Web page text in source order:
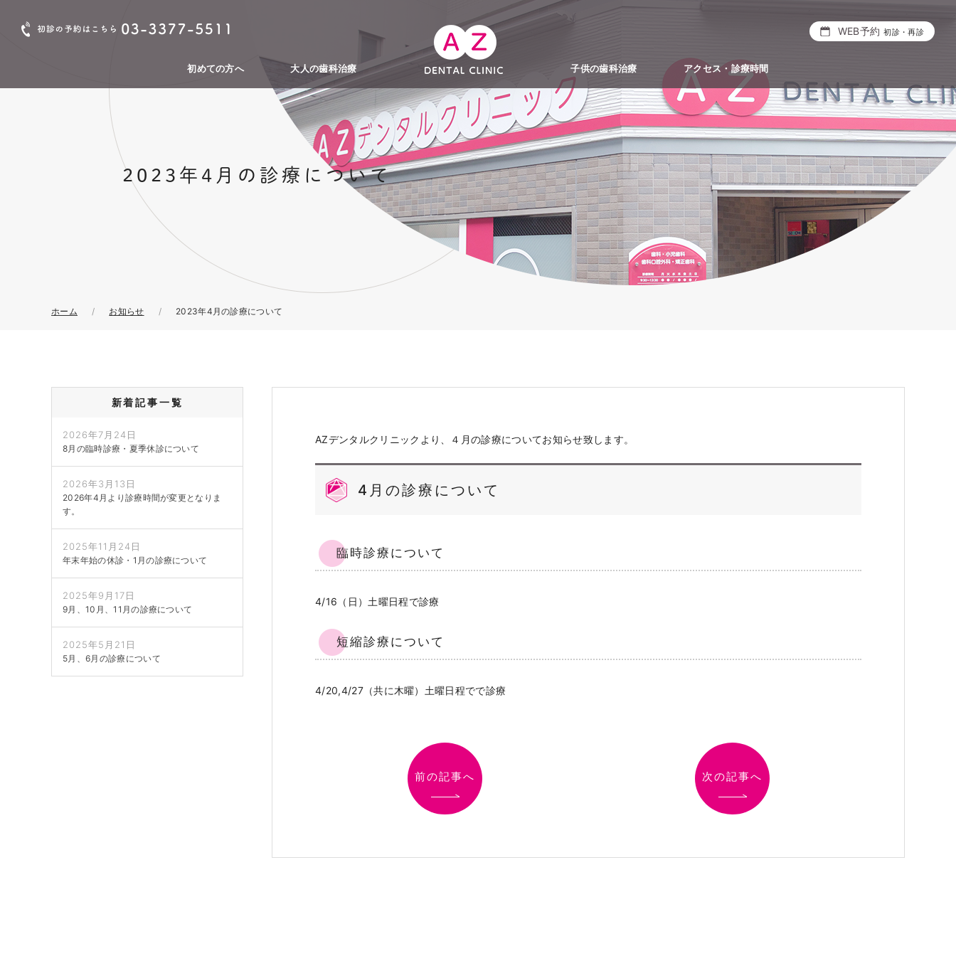
WEB予約 初診・再診
初めての方へ 大人の歯科治療
虫歯治療
根管治療
歯周病の治療
口腔外科（親知らずの抜
歯）
審美歯科治療
ホワイトニング
クリアコレクト（マウス
ピース矯正）
インプラント
入れ歯
予防・クリーニング
渋谷区成人歯科健康診査
渋谷区妊婦歯科健診
子供の歯科治療
子供（幼児）の歯医者に
行くタイミング
小児歯科（予防歯科・虫
歯治療）
子供の矯正歯科
子供の悪い歯並びについ
て
子供の叢生と反対咬合を
矯正治療で改善したケー
ス
小児矯正無料相談
渋谷区幼児の無料フッ化
物塗布
アクセス・診療時間
2023年4月の診療について
ホーム お知らせ 2023年4月の診療について
新着記事一覧
2026年7月24日
8月の臨時診療・夏季休診について
2026年3月13日
2026年4月より診療時間が変更となりま
す。
2025年11月24日
年末年始の休診・1月の診療について
2025年9月17日
9月、10月、11月の診療について
2025年5月21日
5月、6月の診療について
AZデンタルクリニックより、４月の診療についてお知らせ致します。
4月の診療について
臨時診療について
4/16（日）土曜日程で診療
短縮診療について
4/20,4/27（共に木曜）土曜日程でで診療
前の記事へ 次の記事へ